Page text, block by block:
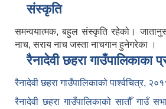
संस्कृति
समन्वयात्मक, बहुल संस्कृति रहेको।
नाच, सराय नाच जस्ता नाचगान हुनेगरेका ।
रैनादेवी छहरा गाउँपालिकाका
रैनादेवी छहरा गाउँपालिकाको पार्श्वचित्र,
रैनादेवी छहरा गाउँपालिकाको सातौँ गाउँ